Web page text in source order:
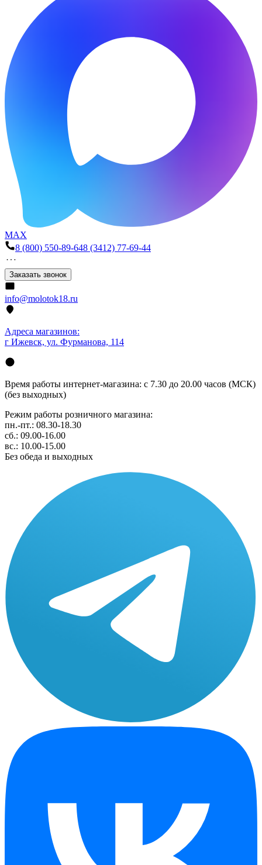
MAX
8 (800) 550-89-648 (3412) 77-69-44
Заказать звонок
info@molotok18.ru
Адреса магазинов:
г Ижевск, ул. Фурманова, 114
Время работы интернет-магазина: с 7.30 до 20.00 часов (МСК)
(без выходных)
Режим работы розничного магазина:
пн.-пт.: 08.30-18.30
сб.: 09.00-16.00
вс.: 10.00-15.00
Без обеда и выходных